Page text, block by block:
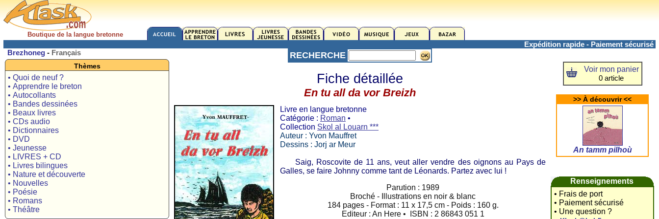
Boutique de la langue bretonne
Expédition rapide - Paiement sécurisé
Brezhoneg - Français
Thèmes
• Quoi de neuf ?
• Apprendre le breton
• Autocollants
• Bandes dessinées
• Beaux livres
• CDs audio
• Dictionnaires
• DVD
• Jeunesse
• LIVRES + CD
• Livres bilingues
• Nature et découverte
• Nouvelles
• Poésie
• Romans
• Théâtre
RECHERCHE
Fiche détaillée
En tu all da vor Breizh
Livre en langue bretonne
Catégorie : Roman •
Collection Skol al Louarn ***
Auteur : Yvon Mauffret
Dessins : Jorj ar Meur
Saig, Roscovite de 11 ans, veut aller vendre des oignons au Pays de
Galles, se faire Johnny comme tant de Léonards. Partez avec lui !
Parution : 1989
Broché - Illustrations en noir & blanc
184 pages - Format : 11 x 17,5 cm - Poids : 160 g.
Editeur : An Here • ISBN : 2 86843 051 1
Voir mon panier
0 article
>> À découvrir <<
An tamm pilhoù
Renseignements
• Frais de port
• Paiement sécurisé
• Une question ?